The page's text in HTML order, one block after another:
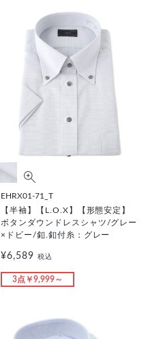
EHRX01-71_T
【半袖】【L.O.X】【形態安定】
ボタンダウンドレスシャツ/グレー
×ドビー/釦.釦付糸：グレー
¥6,589 税込
3点￥9,999～